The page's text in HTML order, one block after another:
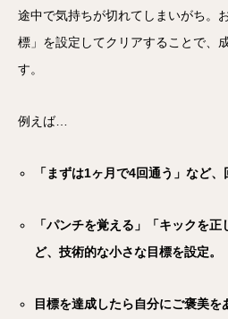
途中で気持ちが切れてしまいがち。
標」を設定してクリアすることで、
す。
例えば…
「まずは1ヶ月で4回通う」など、
「パンチを覚える」「キックを
ど、技術的な小さな目標を設定。
目標を達成したら自分にご褒美を